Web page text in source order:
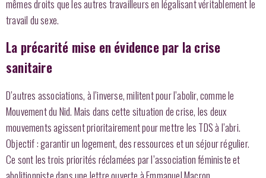
mêmes droits que les autres travailleurs en légalisant véritablement le
travail du sexe.
La précarité mise en évidence par la crise
sanitaire
D’autres associations, à l’inverse, militent pour l’abolir, comme le
Mouvement du Nid. Mais dans cette situation de crise, les deux
mouvements agissent prioritairement pour mettre les TDS à l’abri.
Objectif : garantir un logement, des ressources et un séjour régulier.
Ce sont les trois priorités réclamées par l’association féministe et